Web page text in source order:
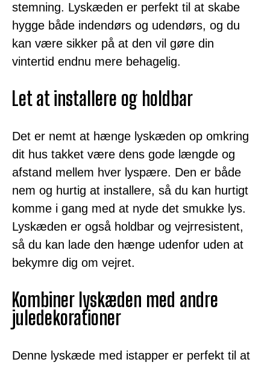
stemning. Lyskæden er perfekt til at skabe
hygge både indendørs og udendørs, og du
kan være sikker på at den vil gøre din
vintertid endnu mere behagelig.
Let at installere og holdbar
Det er nemt at hænge lyskæden op omkring
dit hus takket være dens gode længde og
afstand mellem hver lyspære. Den er både
nem og hurtig at installere, så du kan hurtigt
komme i gang med at nyde det smukke lys.
Lyskæden er også holdbar og vejrresistent,
så du kan lade den hænge udenfor uden at
bekymre dig om vejret.
Kombiner lyskæden med andre
juledekorationer
Denne lyskæde med istapper er perfekt til at